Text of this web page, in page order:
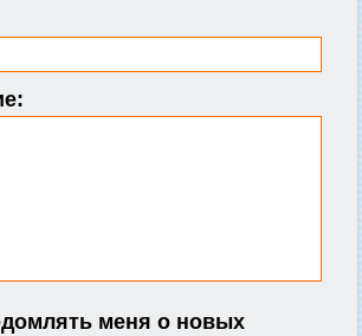
меня о новых